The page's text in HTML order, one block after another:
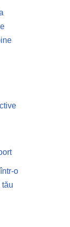
o
tău